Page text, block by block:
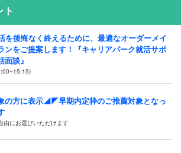
を後悔なく終えるために、最適なオーダーメイ
ンをご提案します！『キャリアパーク就活サポ
面談』
方に表示◢◤早期内定枠のご推薦対象となっ
由にお選びいただけます